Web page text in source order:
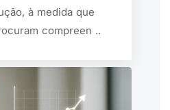
à medida que
compreen ..